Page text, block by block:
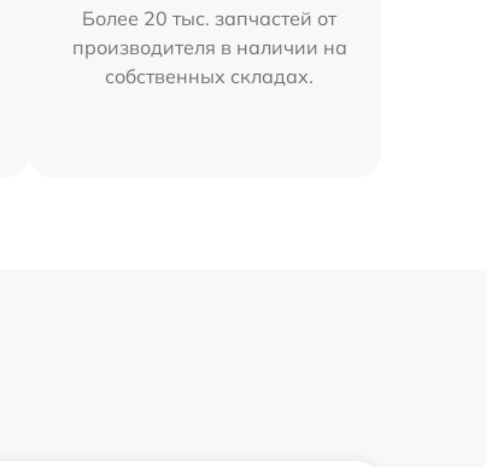
Более 20 тыс. запчастей от
производителя в наличии на
собственных складах.